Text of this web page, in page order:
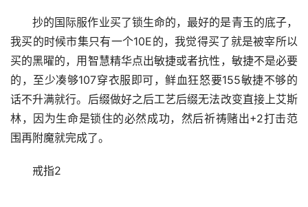
抄的国际服作业买了锁生命的，最好的是青玉的底子，
我买的时候市集只有一个10E的，我觉得买了就是被宰所以
买的黑曜的，用智慧精华点出敏捷或者抗性，敏捷不是必要
的，至少凑够107穿衣服即可，鲜血狂怒要155敏捷不够的
话不升满就行。后缀做好之后工艺后缀无法改变直接上艾斯
林，因为生命是锁住的必然成功，然后祈祷赌出+2打击范
围再附魔就完成了。
戒指2